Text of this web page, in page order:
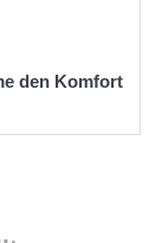
den Komfort